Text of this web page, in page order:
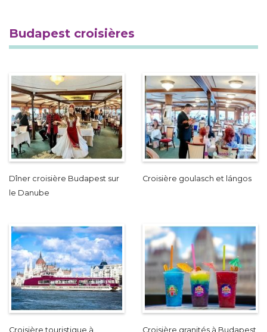
Budapest croisières
Dîner croisière Budapest sur
le Danube
Croisière goulasch et lángos
Croisière touristique à Croisière granités à Budapest